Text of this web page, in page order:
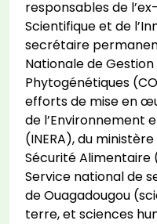
responsables de
Scientifique et de
secrétaire
Nationale de
Phytogénétiques
efforts de mise en
de l’Environnement
(INERA), du
Sécurité
Service national de
de Ouagadougou
terre, et sciences